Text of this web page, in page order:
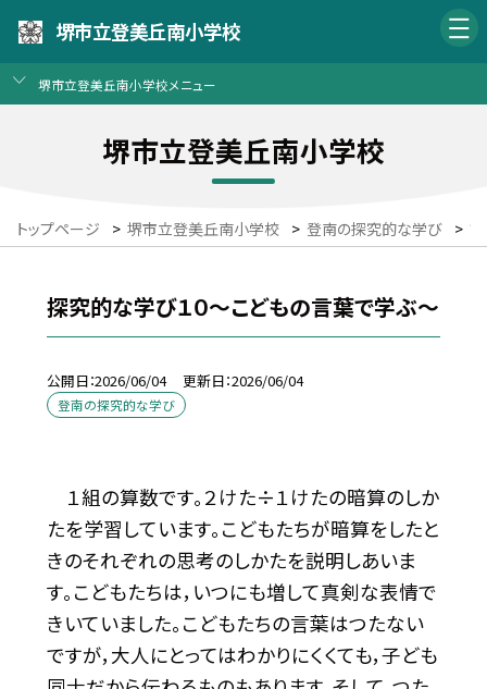
堺市立登美丘南小学校
堺市立登美丘南小学校メニュー
堺市立登美丘南小学校
トップページ > 堺市立登美丘南小学校 > 登南の探究的な学び >
探究的な学び１０～こどもの言葉で学ぶ～
公開日 2026/06/04 更新日 2026/06/04
登南の探究的な学び
１組の算数です。２けた÷１けたの暗算のしか
たを学習しています。こどもたちが暗算をしたと
きのそれぞれの思考のしかたを説明しあいま
す。こどもたちは，いつにも増して真剣な表情で
きいていました。こどもたちの言葉はつたない
ですが，大人にとってはわかりにくくても，子ども